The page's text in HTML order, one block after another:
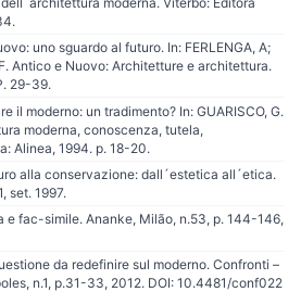
uno sguardo al futuro. In: FERLENGA, A;
F. Antico e Nuovo: Architetture e architettura.
29-39.
il moderno: un tradimento? In: GUARISCO, G.
moderna, conoscenza, tutela,
Alinea, 1994. p. 18-20.
alla conservazione: dall´estetica all´etica.
set. 1997.
e fac-simile. Ananke, Milão, n.53, p. 144-146,
da redefinire sul moderno. Confronti –
n.1, p.31-33, 2012. DOI: 10.4481/conf022